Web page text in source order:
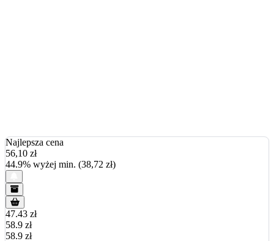
Najlepsza cena
56,10 zł
44.9% wyżej min. (38,72 zł)
47.43 zł
58.9 zł
58.9 zł